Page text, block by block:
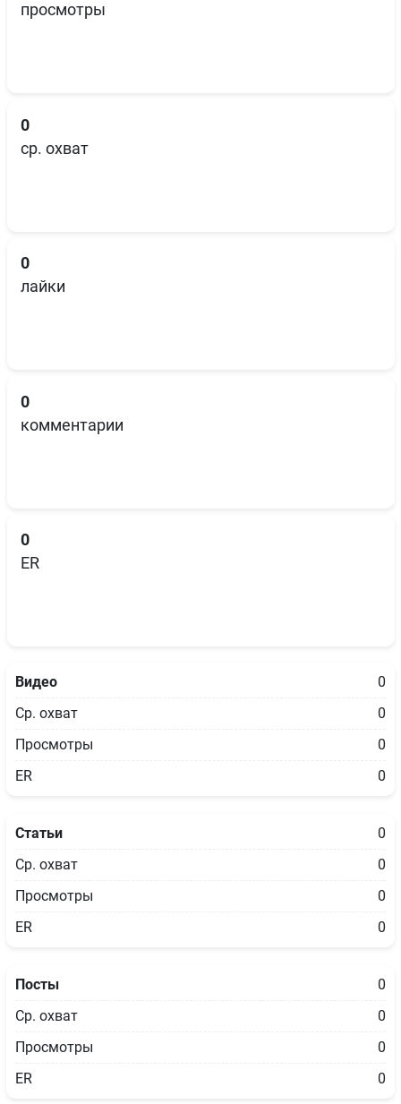
просмотры
0
ср. охват
0
лайки
0
комментарии
0
ER
Видео
0
Ср. охват
0
Просмотры
0
ER
0
Статьи
0
Ср. охват
0
Просмотры
0
ER
0
Посты
0
Ср. охват
0
Просмотры
0
ER
0